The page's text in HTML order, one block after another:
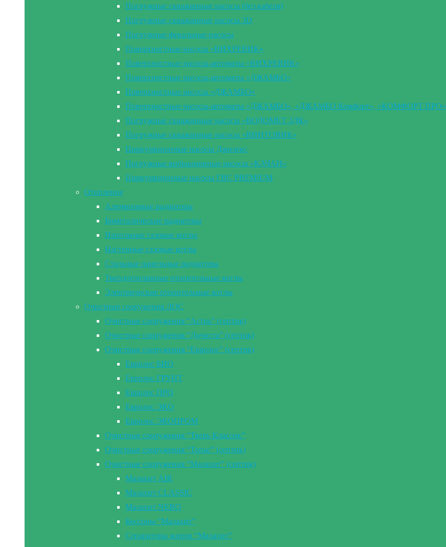
Погружные скважинные насосы (без кабеля)
Погружные скважинные насосы 3D
Погружные фекальные насосы
Поверхностные насосы «ВИХРЕВИК»
Поверхностные насосы-автоматы «ВИХРЕВИК»
Поверхностные насосы-автоматы «ДЖАМБО»
Поверхностные насосы «ДЖАМБО»
Поверхностные насосы-автоматы «ДЖАМБО», «ДЖАМБО Комфорт», «КОМФОРТ ПРО»
Погружные скважинные насосы «ВОДОМЕТ 3ДК»
Погружные скважинные насосы «ВИНТОВИК»
Циркуляционные насосы Джилекс
Погружные вибрационные насосы «КАЧАН»
Циркуляционные насосы ГВС PREMIUM
Отопление
Алюминивые радиаторы
Биметалические радиаторы
Напольные газовые котлы
Настенные газовые котлы
Стальные панельные радиаторы
Твердотопливные отопительные котлы
Электрические отопительные котлы
Очистные сооружения ЛОС
Очистные сооружения “Астра” (септик)
Очистные сооружения “Дочиста” (септик)
Очистные сооружения “Евролос” (септик)
Евролос БИО
Евролос ГРУНТ
Евролос ПРО
Евролос ЭКО
Евролос ЭКОПРОМ
Очистные сооружения “Тверь Классик”
Очистные сооружения “Топас” (септик)
Очистные сооружения “Малахит” (септик)
Малахит AIR
Малахит CLASSIC
Малахит NERO
Кессоны “Малахит”
Сепараторы жиров “Малахит”